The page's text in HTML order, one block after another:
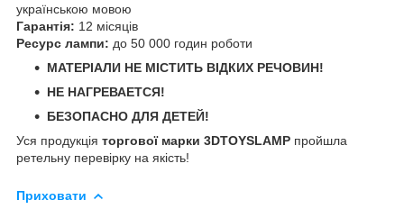
українською мовою
Гарантія: 12 місяців
Ресурс лампи: до 50 000 годин роботи
МАТЕРІАЛИ НЕ МІСТИТЬ ВІДКИХ РЕЧОВИН!
НЕ НАГРЕВАЕТСЯ!
БЕЗОПАСНО ДЛЯ ДЕТЕЙ!
Уся продукція торгової марки 3DTOYSLAMP пройшла
ретельну перевірку на якість!
Приховати